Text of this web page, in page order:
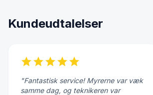
Kundeudtalelser
starstarstarstarstar
"Fantastisk service! Myrerne var væk
samme dag, og teknikeren var